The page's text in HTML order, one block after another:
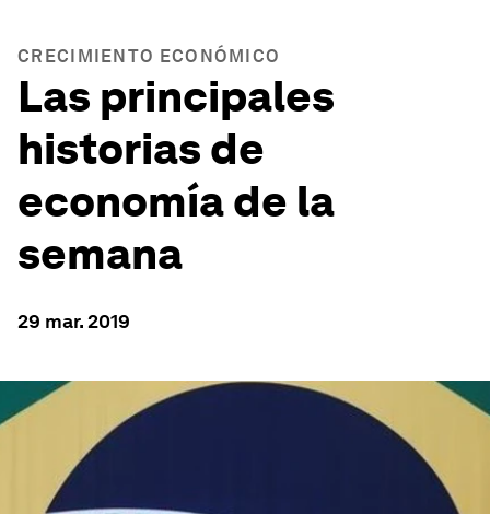
CRECIMIENTO ECONÓMICO
Las principales
historias de
economía de la
semana
29 mar. 2019